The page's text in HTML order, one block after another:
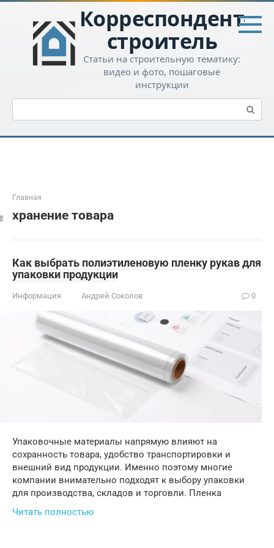
Перейти
контенту
Корреспондент-
строитель
Статьи на строительную тематику:
видео и фото, пошаговые
инструкции
Поиск:
Главная
хранение товара
Как выбрать полиэтиленовую пленку рукав для
упаковки продукции
Информация Андрей Соколов 0
Упаковочные материалы напрямую влияют на
сохранность товара, удобство транспортировки и
внешний вид продукции. Именно поэтому многие
компании внимательно подходят к выбору упаковки
для производства, складов и торговли. Пленка
Читать полностью